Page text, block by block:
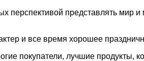
представлять мир
и все время хорошее
покупатели, лучшие продукты,